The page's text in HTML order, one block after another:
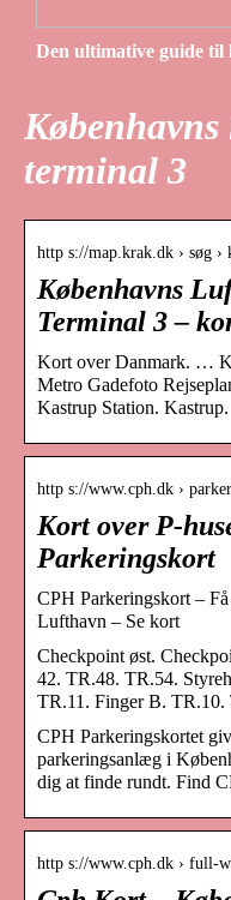
Den ultimative guide
terminal 3
http s://map.krak.dk › søg ›
Københavns
Terminal 3 –
Kort over Danmark. …
Metro Gadefoto
Kastrup Station. Kastrup.
http s://www.cph.dk ›
Kort over P-
Parkeringskort
CPH Parkeringskort –
Lufthavn – Se kort
Checkpoint øst.
42. TR.48. TR.54.
TR.11. Finger B. TR.10.
CPH Parkeringskortet
parkeringsanlæg i
dig at finde rundt. Find
http s://www.cph.dk › full-